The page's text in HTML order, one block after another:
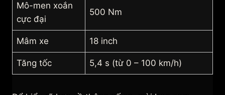
Mô-men xoắn
cực đại
500 Nm
Mâm xe 18 inch
Tăng tốc 5,4 s (từ 0 – 100 km/h)